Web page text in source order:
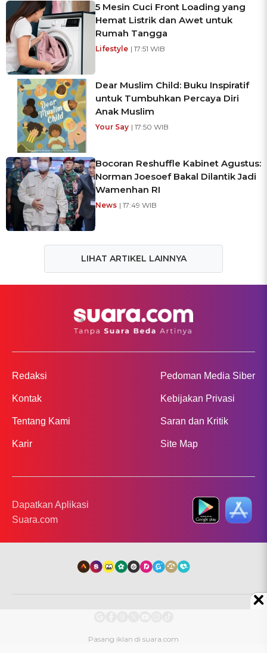
5 Mesin Cuci Front Loading yang
Hemat Listrik dan Awet untuk
Rumah Tangga
Lifestyle | 17:51 WIB
Dear Muslim Child: Buku Inspiratif
untuk Tumbuhkan Percaya Diri
Anak Muslim
Your Say | 17:50 WIB
Bocoran Reshuffle Kabinet Agustus:
Norman Joesoef Bakal Dilantik Jadi
Wamenhan RI
News | 17:49 WIB
LIHAT ARTIKEL LAINNYA
Redaksi
Kontak
Tentang Kami
Karir
Pedoman Media Siber
Kebijakan Privasi
Saran dan Kritik
Site Map
Dapatkan Aplikasi
Suara.com